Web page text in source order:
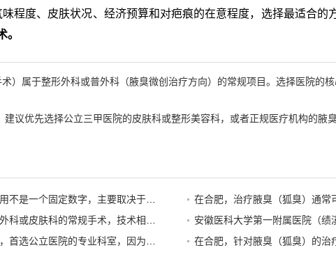
程度、皮肤状况、经济预算和对疤痕的在意程度，选择最适合的
。
）属于整形外科或普外科（腋臭微创治疗方向）的常规项目。选择医院的
议优先选择公立三甲医院的皮肤科或整形美容科，或者正规医疗机构的腋
安徽医科大学第一附属医院（绩